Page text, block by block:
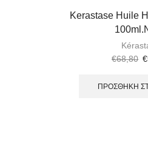
Kerastase Huile
€68,80 €
ΠΡΟΣΘΉΚΗ